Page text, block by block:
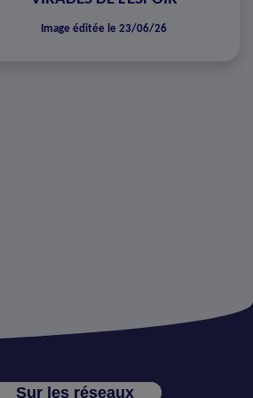
Image éditée le 23/06/26
Sur les réseaux